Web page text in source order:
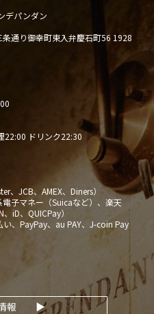
デパンダン
通り御幸町東入弁慶石町56 1928
22:00 ドリンク22:30
、JCB、AMEX、Diners）
子マネー（Suicaなど）、楽天
iD、QUICPay）
、PayPay、au PAY、J-coin Pay
報 ▶